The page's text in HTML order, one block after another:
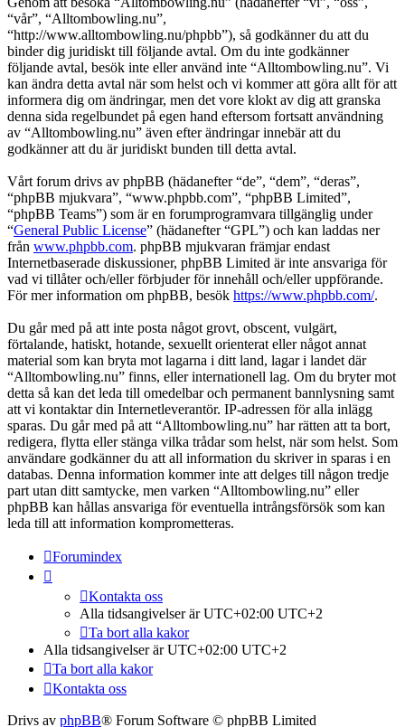
“vår”, “Alltombowling.nu”,
“http://www.alltombowling.nu/phpbb”), så godkänner du att du
binder dig juridiskt till följande avtal. Om du inte godkänner
följande avtal, besök inte eller använd inte “Alltombowling.nu”. Vi
kan ändra detta avtal när som helst och vi kommer att göra allt för att
informera dig om ändringar, men det vore klokt av dig att granska
denna sida regelbundet på egen hand eftersom fortsatt användning
av “Alltombowling.nu” även efter ändringar innebär att du
godkänner att du är juridiskt bunden till detta avtal.
Vårt forum drivs av phpBB (hädanefter “de”, “dem”, “deras”,
“phpBB mjukvara”, “www.phpbb.com”, “phpBB Limited”,
“phpBB Teams”) som är en forumprogramvara tillgänglig under
“General Public License” (hädanefter “GPL”) och kan laddas ner
från www.phpbb.com. phpBB mjukvaran främjar endast
Internetbaserade diskussioner, phpBB Limited är inte ansvariga för
vad vi tillåter och/eller förbjuder för innehåll och/eller uppförande.
För mer information om phpBB, besök https://www.phpbb.com/.
Du går med på att inte posta något grovt, obscent, vulgärt,
förtalande, hatiskt, hotande, sexuellt orienterat eller något annat
material som kan bryta mot lagarna i ditt land, lagar i landet där
“Alltombowling.nu” finns, eller internationell lag. Om du bryter mot
detta så kan det leda till omedelbar och permanent bannlysning samt
att vi kontaktar din Internetleverantör. IP-adressen för alla inlägg
sparas. Du går med på att “Alltombowling.nu” har rätten att ta bort,
redigera, flytta eller stänga vilka trådar som helst, när som helst. Som
användare godkänner du att all information du skriver in sparas i en
databas. Denna information kommer inte att delges till någon tredje
part utan ditt samtycke, men varken “Alltombowling.nu” eller
phpBB kan hållas ansvariga för eventuella intrångsförsök som kan
leda till att information komprometteras.
Forumindex
Kontakta oss
Alla tidsangivelser är UTC+02:00 UTC+2
Ta bort alla kakor
Alla tidsangivelser är UTC+02:00 UTC+2
Ta bort alla kakor
Kontakta oss
Drivs av phpBB® Forum Software © phpBB Limited